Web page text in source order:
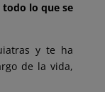
todo lo que se
y te ha
de la vida,